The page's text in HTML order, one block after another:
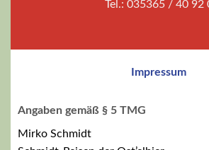
Tel.: 035365 / 40 92
Impressum
Angaben gemäß § 5 TMG
Mirko Schmidt